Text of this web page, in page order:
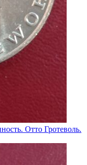
Отто Гротеволь.